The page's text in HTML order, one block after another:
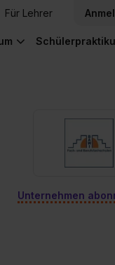
Für Lehrer
Unternehmen